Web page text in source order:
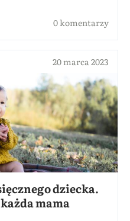
0 komentarzy
20 marca 2023
dziecka.
mama